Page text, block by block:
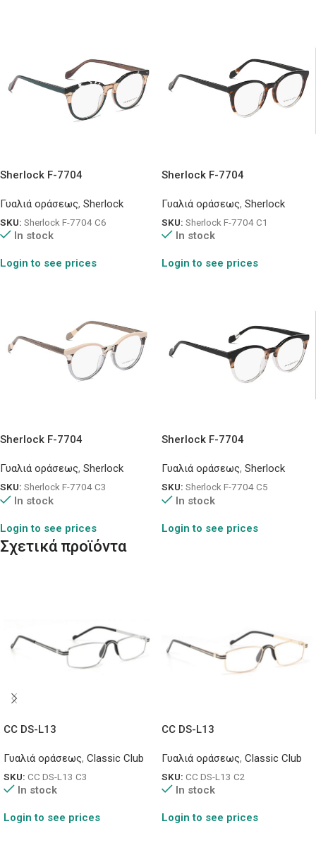
Sherlock F-7704
Γυαλιά οράσεως, Sherlock
SKU: Sherlock F-7704 C6
In stock
Login to see prices
Sherlock F-7704
Γυαλιά οράσεως, Sherlock
SKU: Sherlock F-7704 C1
In stock
Login to see prices
Sherlock F-7704
Γυαλιά οράσεως, Sherlock
SKU: Sherlock F-7704 C3
In stock
Login to see prices
Sherlock F-7704
Γυαλιά οράσεως, Sherlock
SKU: Sherlock F-7704 C5
In stock
Login to see prices
Σχετικά προϊόντα
CC DS-L13
Γυαλιά οράσεως, Classic Club
SKU: CC DS-L13 C3
In stock
Login to see prices
CC DS-L13
Γυαλιά οράσεως, Classic Club
SKU: CC DS-L13 C2
In stock
Login to see prices